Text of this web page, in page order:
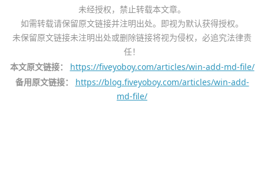
未经授权，禁止转载本文章。
如需转载请保留原文链接并注明出处。即视为默认获得授权。
未保留原文链接未注明出处或删除链接将视为侵权，必追究法律责
任！
本文原文链接：
https://fiveyoboy.com/articles/win-add-md-file/
备用原文链接：
https://blog.fiveyoboy.com/articles/win-add-
md-file/